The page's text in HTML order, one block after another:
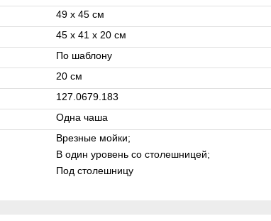
49 x 45 см
45 x 41 x 20 см
По шаблону
20 см
127.0679.183
Одна чаша
Врезные мойки;
В один уровень со столешницей;
Под столешницу